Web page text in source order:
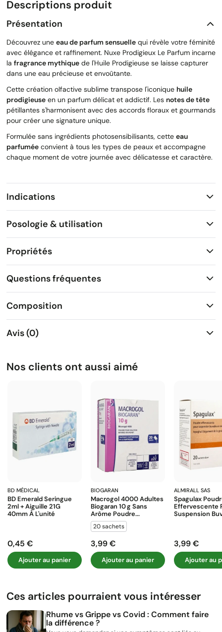
Descriptions produit
Présentation
Découvrez une eau de parfum sensuelle qui révèle votre féminité
avec élégance et raffinement. Nuxe Prodigieux Le Parfum incarne
la fragrance mythique de l'Huile Prodigieuse se laisse capturer
dans une eau précieuse et envoûtante.
Cette création olfactive sublime transpose l'iconique huile
prodigieuse en un parfum délicat et addictif. Les notes de tête
pétillantes s'harmonisent avec des accords floraux et gourmands
pour créer une signature unique.
Formulée sans ingrédients photosensibilisants, cette eau
parfumée convient à tous les types de peaux et accompagne
chaque moment de votre journée avec délicatesse et caractère.
Indications
Posologie & utilisation
Propriétés
Questions fréquentes
Composition
Avis (0)
Nos clients ont aussi aimé
BD MÉDICAL
BD Emerald Seringue
2ml + Aiguille 21G
40mm À L'unité
Prix
0,45 €
Ajouter au panier
BIOGARAN
Macrogol 4000 Adultes
Biogaran 10 G Sans
Arôme Poudre...
20 sachets
Prix
3,99 €
Ajouter au panier
ALMIRALL SAS
Spagulax
Effervescente
Suspension
Prix
3,99 €
Ajouter au
Ces articles pourraient vous intéresser
Rhume vs Grippe vs Covid : Comment faire
la différence ?